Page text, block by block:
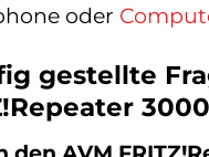
oder
gestellte
3000